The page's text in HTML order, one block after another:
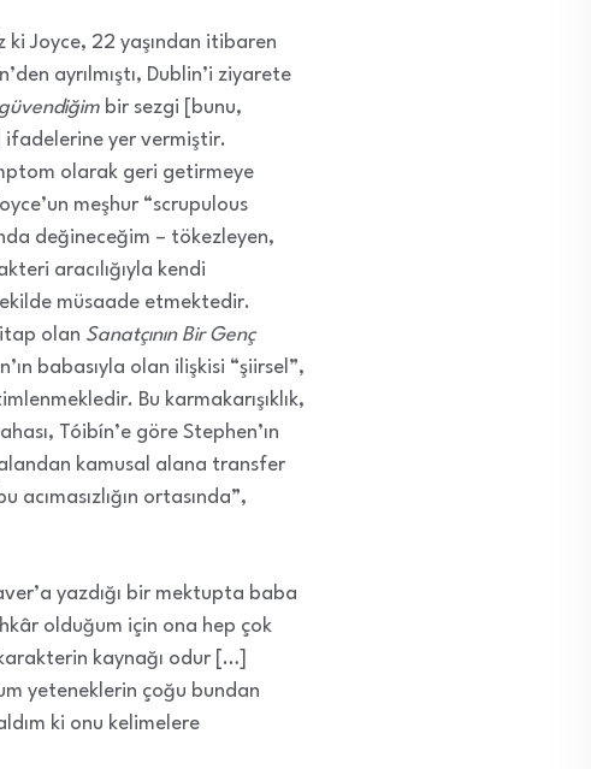
ki Joyce, 22 yaşından itibaren
ayrılmıştı, Dublin’i ziyarete
güvendiğim bir sezgi [bunu,
ifadelerine yer vermiştir.
olarak geri getirmeye
meşhur “scrupulous
değineceğim – tökezleyen,
aracılığıyla kendi
müsaade etmektedir.
olan Sanatçının Bir Genç
babasıyla olan ilişkisi “şiirsel”,
Bu karmakarışıklık,
Tóibín’e göre Stephen’ın
kamusal alana transfer
ortasında”,
yazdığı bir mektupta baba
olduğum için ona hep çok
kaynağı odur […]
yeteneklerin çoğu bundan
ki onu kelimelere